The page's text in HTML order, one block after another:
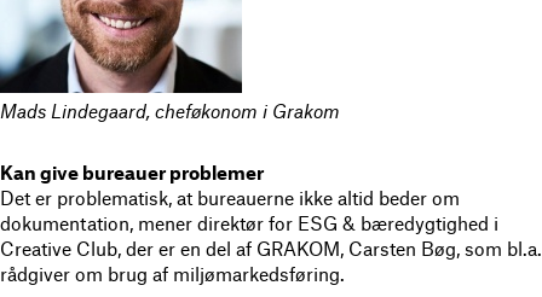
Mads Lindegaard, cheføkonom i Grakom
Kan give bureauer problemer
Det er problematisk, at bureauerne ikke altid beder om
dokumentation, mener direktør for ESG & bæredygtighed i
Creative Club, der er en del af GRAKOM, Carsten Bøg, som bl.a.
rådgiver om brug af miljømarkedsføring.